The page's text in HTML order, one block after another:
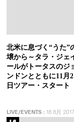
北米に息づく“うた”
壌から～タラ・ジェ
ールがトータスのジ
ンドンとともに11月
日ツアー・スタート
LIVE/EVENTS : 18 8月 2017